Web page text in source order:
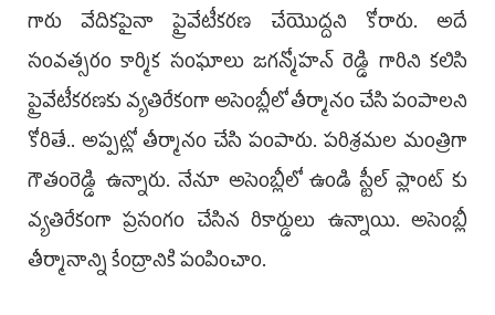
గారు వేదికపైనా ప్రైవేటీకరణ చేయొద్దని కోరారు. అదే
సంవత్సరం కార్మిక సంఘాలు జగన్మోహన్ రెడ్డి గారిని కలిసి
ప్రైవేటీకరణకు వ్యతిరేకంగా అసెంబ్లీలో తీర్మానం చేసి పంపాలని
కోరితే.. అప్పట్లో తీర్మానం చేసి పంపారు. పరిశ్రమల మంత్రిగా
గౌతంరెడ్డి ఉన్నారు. నేనూ అసెంబ్లీలో ఉండి స్టీల్ ప్లాంట్ కు
వ్యతిరేకంగా ప్రసంగం చేసిన రికార్డులు ఉన్నాయి. అసెంబ్లీ
తీర్మానాన్ని కేంద్రానికి పంపించాం.